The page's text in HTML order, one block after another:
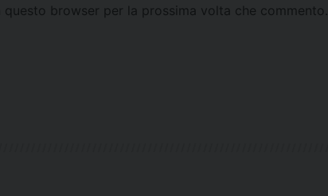
browser per la prossima volta che commento.